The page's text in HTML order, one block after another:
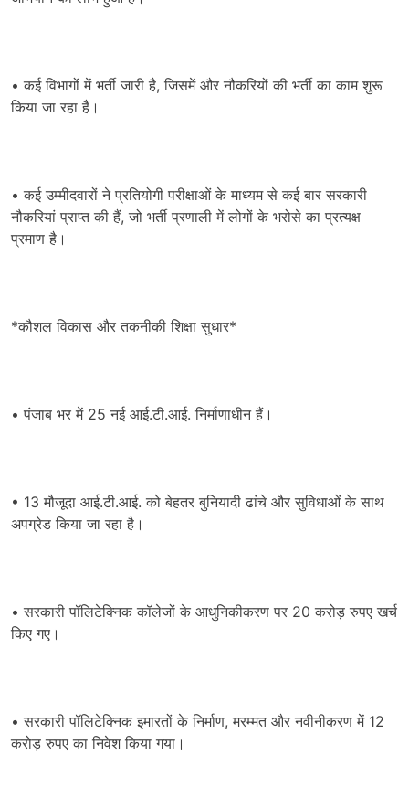
• कई विभागों में भर्ती जारी है, जिसमें और नौकरियों की भर्ती का काम शुरू
किया जा रहा है।
• कई उम्मीदवारों ने प्रतियोगी परीक्षाओं के माध्यम से कई बार सरकारी
नौकरियां प्राप्त की हैं, जो भर्ती प्रणाली में लोगों के भरोसे का प्रत्यक्ष
प्रमाण है।
*कौशल विकास और तकनीकी शिक्षा सुधार*
• पंजाब भर में 25 नई आई.टी.आई. निर्माणाधीन हैं।
• 13 मौजूदा आई.टी.आई. को बेहतर बुनियादी ढांचे और सुविधाओं के साथ
अपग्रेड किया जा रहा है।
• सरकारी पॉलिटेक्निक कॉलेजों के आधुनिकीकरण पर 20 करोड़ रुपए खर्च
किए गए।
• सरकारी पॉलिटेक्निक इमारतों के निर्माण, मरम्मत और नवीनीकरण में 12
करोड़ रुपए का निवेश किया गया।